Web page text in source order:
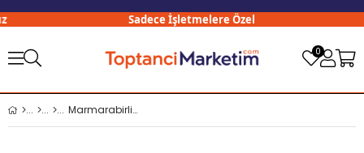
Sadece İşletmelere Özel
0
Marmarabirlik Kuru Sele 800 Gr Siyah Zeytin S (29-32)